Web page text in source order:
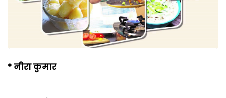
*नीरा कुमार